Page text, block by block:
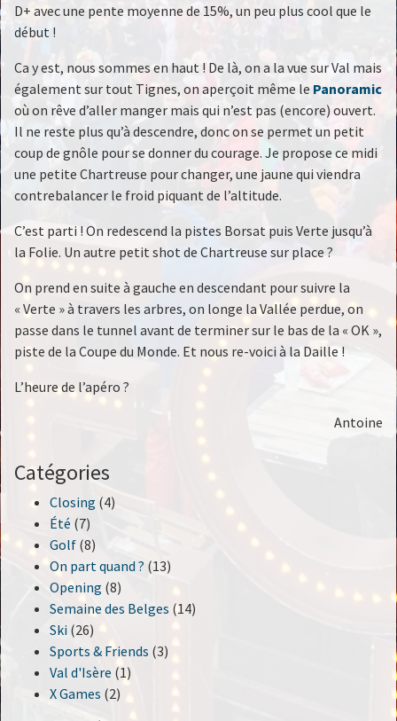
D+ avec une pente moyenne de 15%, un peu plus cool que le
début !
Ca y est, nous sommes en haut ! De là, on a la vue sur Val mais
également sur tout Tignes, on aperçoit même le Panoramic
où on rêve d’aller manger mais qui n’est pas (encore) ouvert.
Il ne reste plus qu’à descendre, donc on se permet un petit
coup de gnôle pour se donner du courage. Je propose ce midi
une petite Chartreuse pour changer, une jaune qui viendra
contrebalancer le froid piquant de l’altitude.
C’est parti ! On redescend la pistes Borsat puis Verte jusqu’à
la Folie. Un autre petit shot de Chartreuse sur place ?
On prend en suite à gauche en descendant pour suivre la
« Verte » à travers les arbres, on longe la Vallée perdue, on
passe dans le tunnel avant de terminer sur le bas de la « OK »,
piste de la Coupe du Monde. Et nous re-voici à la Daille !
L’heure de l’apéro ?
Antoine
Catégories
Closing (4)
Été (7)
Golf (8)
On part quand ? (13)
Opening (8)
Semaine des Belges (14)
Ski (26)
Sports & Friends (3)
Val d'Isère (1)
X Games (2)